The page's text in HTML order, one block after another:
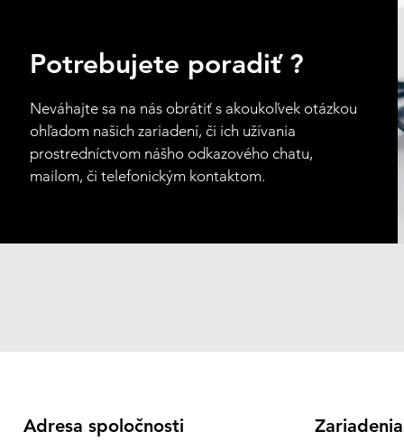
Potrebujete poradiť ?
Neváhajte sa na nás obrátiť s akoukoľvek otázkou
ohľadom našich zariadení, či ich užívania
prostredníctvom nášho odkazového chatu,
mailom, či telefonickým kontaktom.
Adresa spoločnosti Zariadenia